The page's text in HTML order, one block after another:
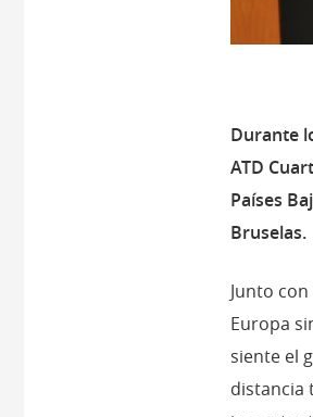
Durante
ATD
Países
Bruselas.
Junto
Europa
siente el
distancia